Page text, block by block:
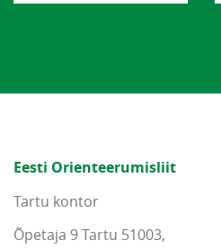
Eesti Orienteerumisliit
Tartu kontor
Õpetaja 9 Tartu 51003,